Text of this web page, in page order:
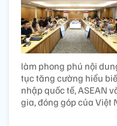
làm phong phú nội
tục tăng cường hiểu
nhập quốc tế, ASEAN
gia, đóng góp của Việt